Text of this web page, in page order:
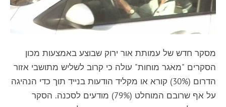
מסקר חדש של עמותת אור ירוק שבוצע באמצעות מכון
הסקרים "מאגר מוחות" עולה כי קרוב לשליש מתושבי אזור
הדרום (30%) קורא או מקליד הודעות בנייד תוך כדי הנהיגה
על אף שרובם המוחלט (79%) מודעים לסכנה. הסקר